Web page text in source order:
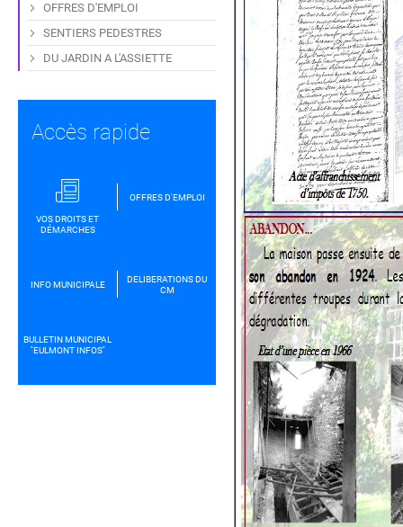
OFFRES D'EMPLOI
SENTIERS PEDESTRES
DU JARDIN A L'ASSIETTE
Accès rapide
VOS DROITS ET
DÉMARCHES
OFFRES D'EMPLOI
INFO MUNICIPALE
DELIBERATIONS DU
CM
BULLETIN MUNICIPAL
''EULMONT INFOS''